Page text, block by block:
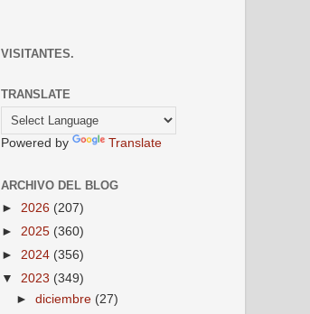
VISITANTES.
TRANSLATE
Powered by Translate
ARCHIVO DEL BLOG
► 2026 (207)
► 2025 (360)
► 2024 (356)
▼ 2023 (349)
►diciembre (27)